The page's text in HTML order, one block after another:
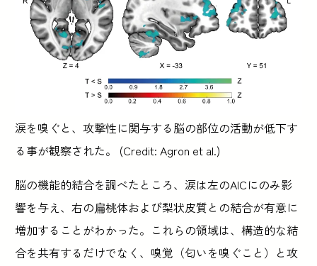
涙を嗅ぐと、攻撃性に関与する脳の部位の活動が低下す
る事が観察された。 (Credit: Agron et al.)
脳の機能的結合を調べたところ、涙は左のAICにのみ影
響を与え、右の扁桃体および梨状皮質との結合が有意に
増加することがわかった。これらの領域は、構造的な結
合を共有するだけでなく、嗅覚（匂いを嗅ぐこと）と攻